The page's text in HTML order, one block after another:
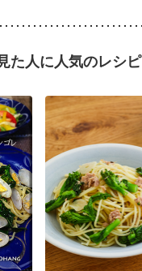
た人に人気のレシピ